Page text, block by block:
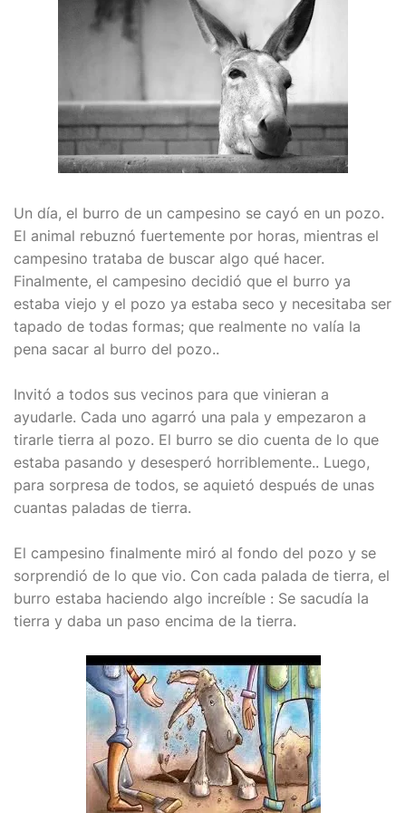
Un día, el burro de un campesino se cayó en un pozo.
El animal rebuznó fuertemente por horas, mientras el
campesino trataba de buscar algo qué hacer.
Finalmente, el campesino decidió que el burro ya
estaba viejo y el pozo ya estaba seco y necesitaba ser
tapado de todas formas; que realmente no valía la
pena sacar al burro del pozo..
Invitó a todos sus vecinos para que vinieran a
ayudarle. Cada uno agarró una pala y empezaron a
tirarle tierra al pozo. El burro se dio cuenta de lo que
estaba pasando y desesperó horriblemente.. Luego,
para sorpresa de todos, se aquietó después de unas
cuantas paladas de tierra.
El campesino finalmente miró al fondo del pozo y se
sorprendió de lo que vio. Con cada palada de tierra, el
burro estaba haciendo algo increíble : Se sacudía la
tierra y daba un paso encima de la tierra.